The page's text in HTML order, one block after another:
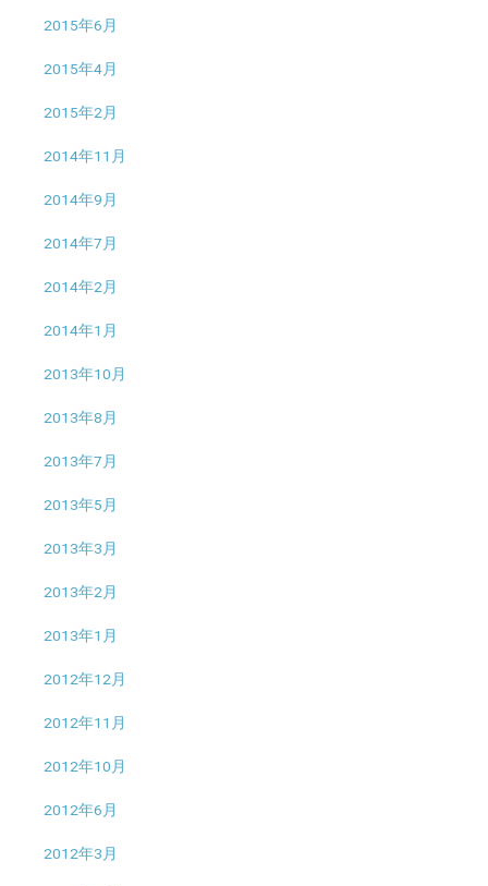
2015年6月
2015年4月
2015年2月
2014年11月
2014年9月
2014年7月
2014年2月
2014年1月
2013年10月
2013年8月
2013年7月
2013年5月
2013年3月
2013年2月
2013年1月
2012年12月
2012年11月
2012年10月
2012年6月
2012年3月